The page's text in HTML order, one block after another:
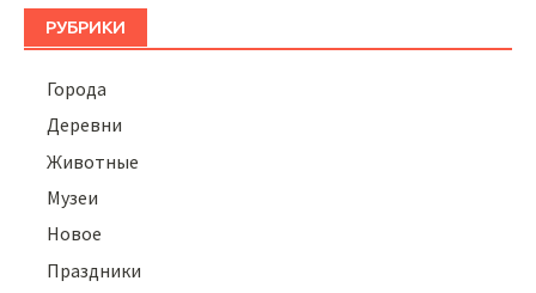
РУБРИКИ
Города
Деревни
Животные
Музеи
Новое
Праздники